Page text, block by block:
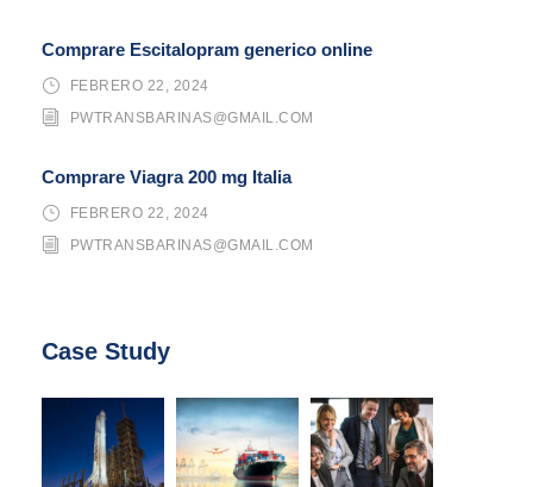
Comprare Escitalopram generico online
FEBRERO 22, 2024
PWTRANSBARINAS@GMAIL.COM
Comprare Viagra 200 mg Italia
FEBRERO 22, 2024
PWTRANSBARINAS@GMAIL.COM
Case Study